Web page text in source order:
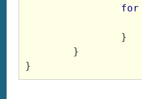
for